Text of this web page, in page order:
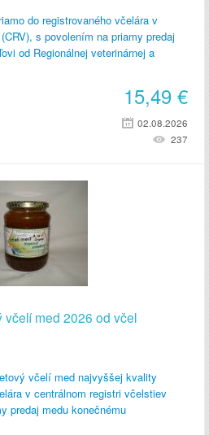
do registrovaného včelára v
s povolením na priamy predaj
od Regionálnej veterinárnej a
15,49 €
02.08.2026
237
med 2026 od včel
včelí med najvyššej kvality
v centrálnom registri včelstiev
predaj medu konečnému